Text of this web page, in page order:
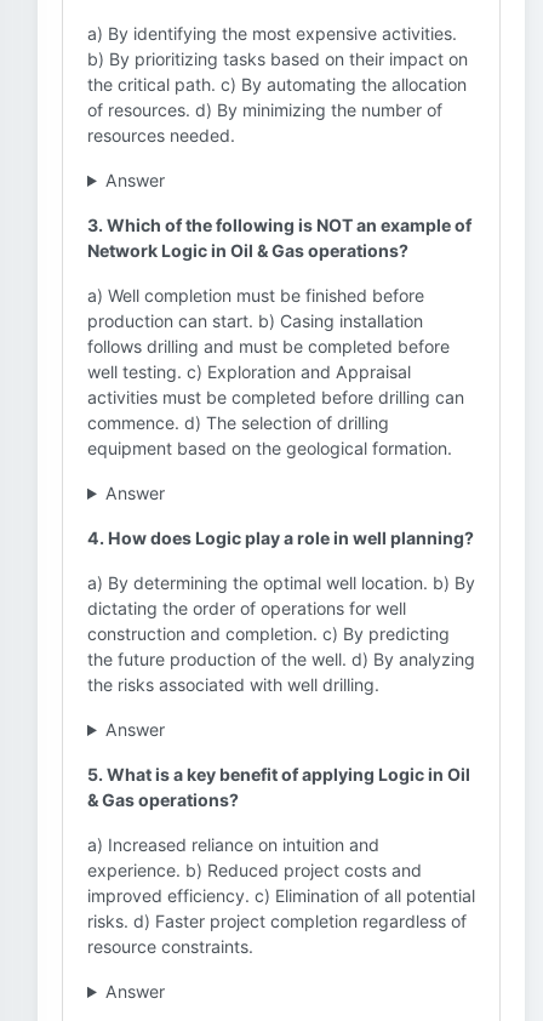
a) By identifying the most expensive activities.
b) By prioritizing tasks based on their impact on
the critical path. c) By automating the allocation
of resources. d) By minimizing the number of
resources needed.
Answer
3. Which of the following is NOT an example of
Network Logic in Oil & Gas operations?
a) Well completion must be finished before
production can start. b) Casing installation
follows drilling and must be completed before
well testing. c) Exploration and Appraisal
activities must be completed before drilling can
commence. d) The selection of drilling
equipment based on the geological formation.
Answer
4. How does Logic play a role in well planning?
a) By determining the optimal well location. b) By
dictating the order of operations for well
construction and completion. c) By predicting
the future production of the well. d) By analyzing
the risks associated with well drilling.
Answer
5. What is a key benefit of applying Logic in Oil
& Gas operations?
a) Increased reliance on intuition and
experience. b) Reduced project costs and
improved efficiency. c) Elimination of all potential
risks. d) Faster project completion regardless of
resource constraints.
Answer